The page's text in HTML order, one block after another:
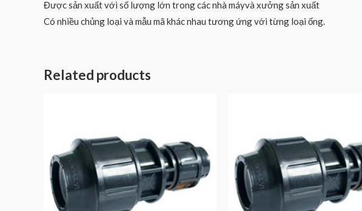
Được sản xuất với số lượng lớn trong các nhà máyvà xưởng sản xuất
Có nhiều chủng loại và mẫu mã khác nhau tương ứng với từng loại ống.
Related products